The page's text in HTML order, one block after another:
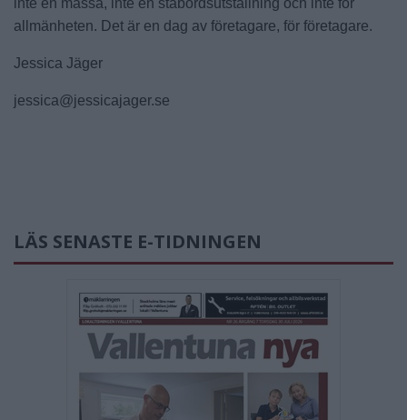
inte en mässa, inte en ståbordsutställning och inte för
allmänheten. Det är en dag av företagare, för företagare.
Jessica Jäger
jessica@jessicajager.se
LÄS SENASTE E-TIDNINGEN